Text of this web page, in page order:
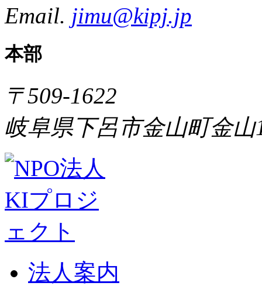
Email. jimu@kipj.jp
本部
〒509-1622
岐阜県下呂市金山町金山
法人案内